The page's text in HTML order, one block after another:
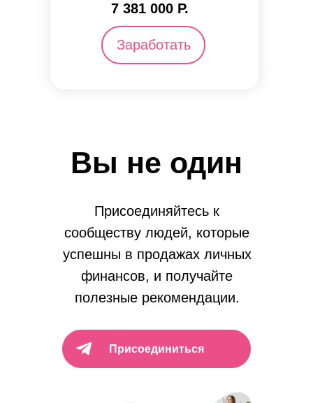
7 381 000 Р.
Заработать
Вы не один
Присоединяйтесь к
сообществу людей, которые
успешны в продажах личных
финансов, и получайте
полезные рекомендации.
Присоединиться